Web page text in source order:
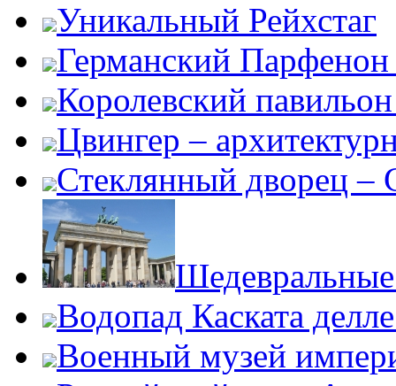
Уникальный Рейхстаг
Германский Парфенон
Королевский
Цвингер –
Стеклянный дворец –
Шедевральные
Водопад Каската
Военный музей